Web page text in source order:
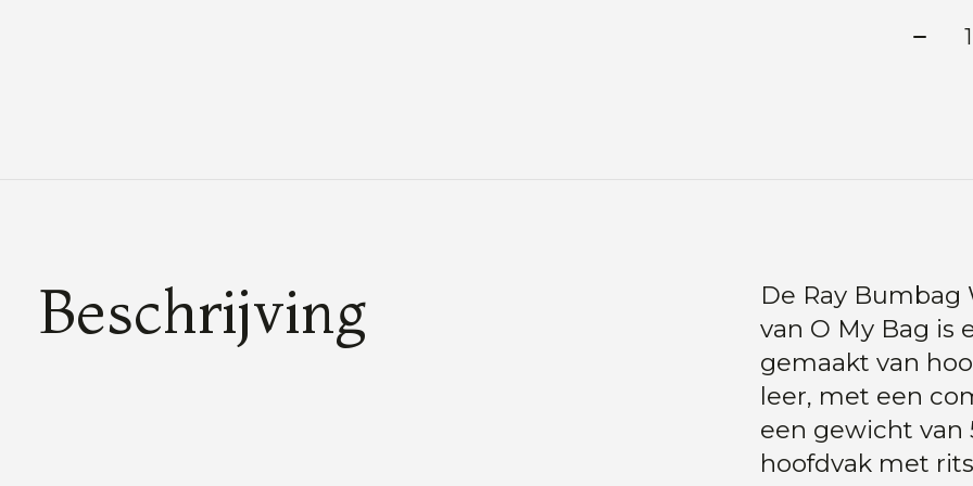
Beschrijving
De Ray Bumbag
van O My Bag is
gemaakt van
leer, met een
een gewicht van
hoofdvak met